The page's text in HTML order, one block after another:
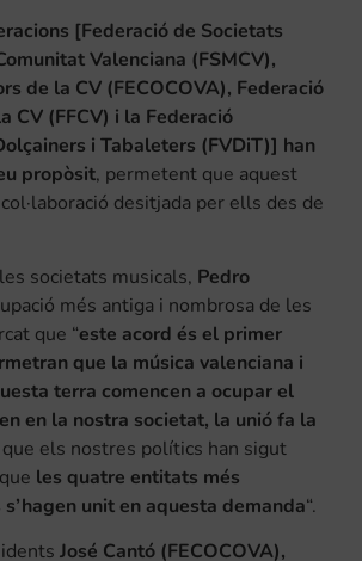
[Federació de Societats
Valenciana (FSMCV),
de la CV (FECOCOVA), Federació
CV (FFCV) i la Federació
i Tabaleters (FVDiT)] han
propòsit, permetent que aquest
col·laboració desitjada per ells des de
societats musicals, Pedro
més antiga i nombrosa de les
que “este acord és el primer
que la música valenciana i
terra comencen a ocupar el
en la nostra societat, la unió fa la
els nostres polítics han sigut
les quatre entitats més
unit en aquesta demanda“.
José Cantó (FECOCOVA),